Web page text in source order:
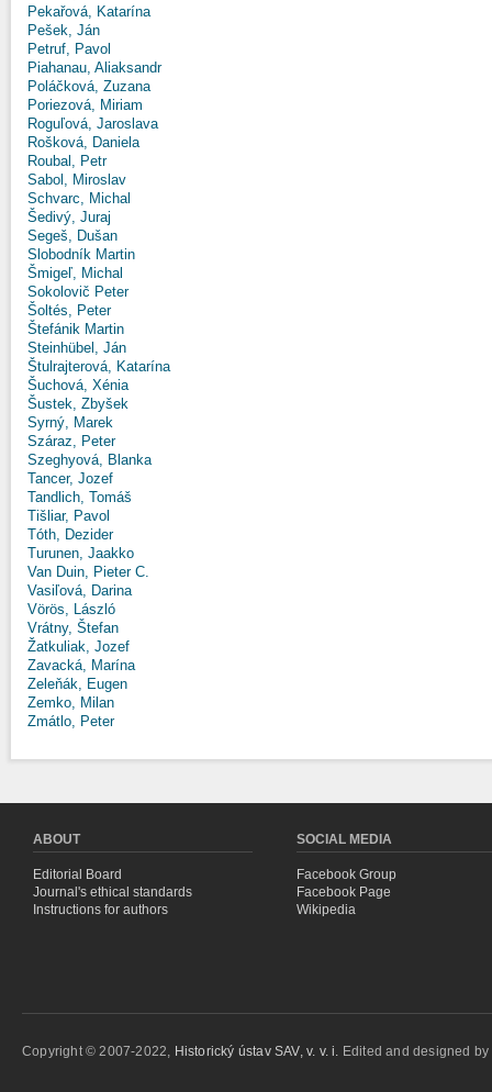
Pekařová, Katarína
Pešek, Ján
Petruf, Pavol
Piahanau, Aliaksandr
Poláčková, Zuzana
Poriezová, Miriam
Roguľová, Jaroslava
Rošková, Daniela
Roubal, Petr
Sabol, Miroslav
Schvarc, Michal
Šedivý, Juraj
Segeš, Dušan
Slobodník Martin
Šmigeľ, Michal
Sokolovič Peter
Šoltés, Peter
Štefánik Martin
Steinhübel, Ján
Štulrajterová, Katarína
Šuchová, Xénia
Šustek, Zbyšek
Syrný, Marek
Száraz, Peter
Szeghyová, Blanka
Tancer, Jozef
Tandlich, Tomáš
Tišliar, Pavol
Tóth, Dezider
Turunen, Jaakko
Van Duin, Pieter C.
Vasiľová, Darina
Vörös, László
Vrátny, Štefan
Žatkuliak, Jozef
Zavacká, Marína
Zeleňák, Eugen
Zemko, Milan
Zmátlo, Peter
ABOUT
Editorial Board
Journal's ethical standards
Instructions for authors
SOCIAL MEDIA
Facebook Group
Facebook Page
Wikipedia
Copyright © 2007-2022, Historický ústav SAV, v. v. i. Edited and designed by